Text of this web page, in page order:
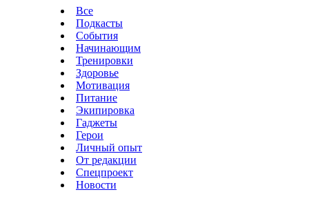
Все
Подкасты
События
Начинающим
Тренировки
Здоровье
Мотивация
Питание
Экипировка
Гаджеты
Герои
Личный опыт
От редакции
Спецпроект
Новости